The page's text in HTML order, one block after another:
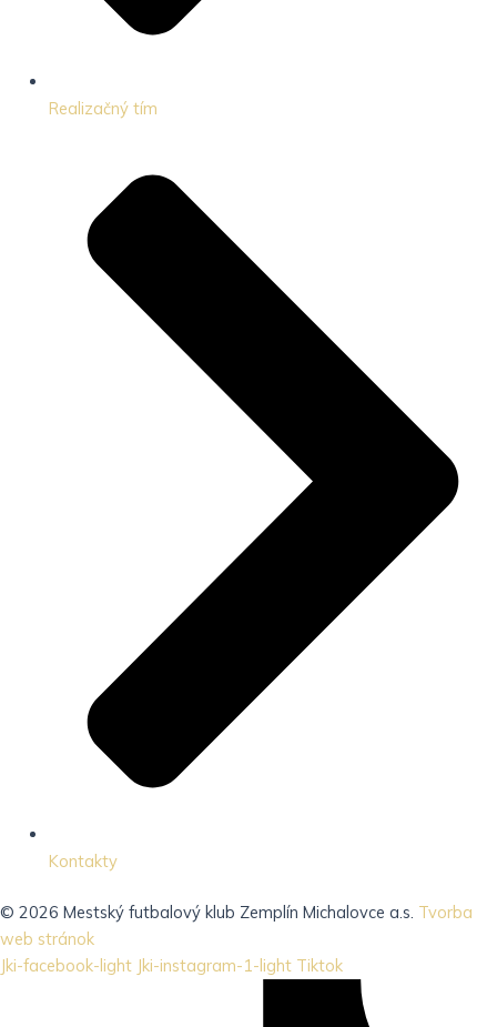
Realizačný tím
Kontakty
© 2026 Mestský futbalový klub Zemplín Michalovce a.s. Tvorba
web stránok
Jki-facebook-light Jki-instagram-1-light Tiktok